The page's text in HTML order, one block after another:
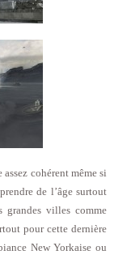
cohérent même si
de l’âge surtout
grandes villes comme
pour cette dernière
New Yorkaise ou